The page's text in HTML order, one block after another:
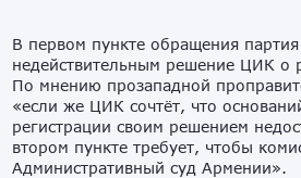
В первом пункте обращения партия
недействительным решение ЦИК о
По мнению прозападной
«если же ЦИК сочтёт, что
регистрации своим решением
втором пункте требует, чтобы
Административный суд Армении».